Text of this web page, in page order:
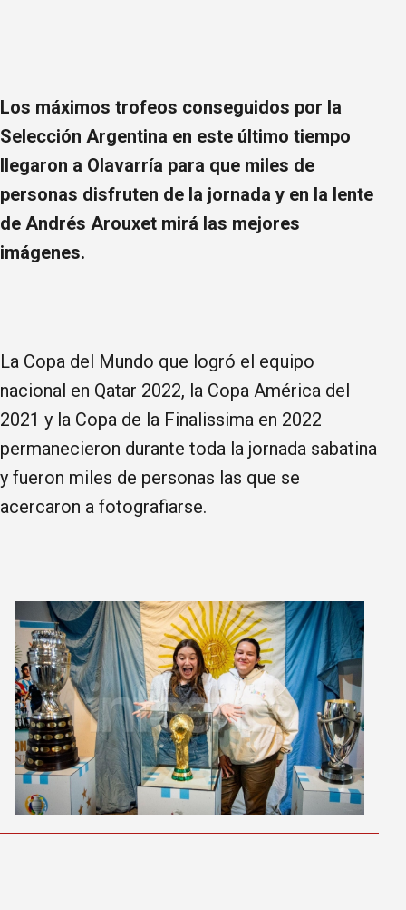
Los máximos trofeos conseguidos por la
Selección Argentina en este último tiempo
llegaron a Olavarría para que miles de
personas disfruten de la jornada y en la lente
de Andrés Arouxet mirá las mejores
imágenes.
La Copa del Mundo que logró el equipo
nacional en Qatar 2022, la Copa América del
2021 y la Copa de la Finalissima en 2022
permanecieron durante toda la jornada sabatina
y fueron miles de personas las que se
acercaron a fotografiarse.